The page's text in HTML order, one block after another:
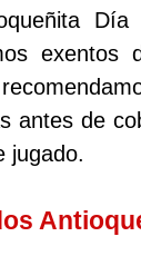
exentos
antes de
jugado.